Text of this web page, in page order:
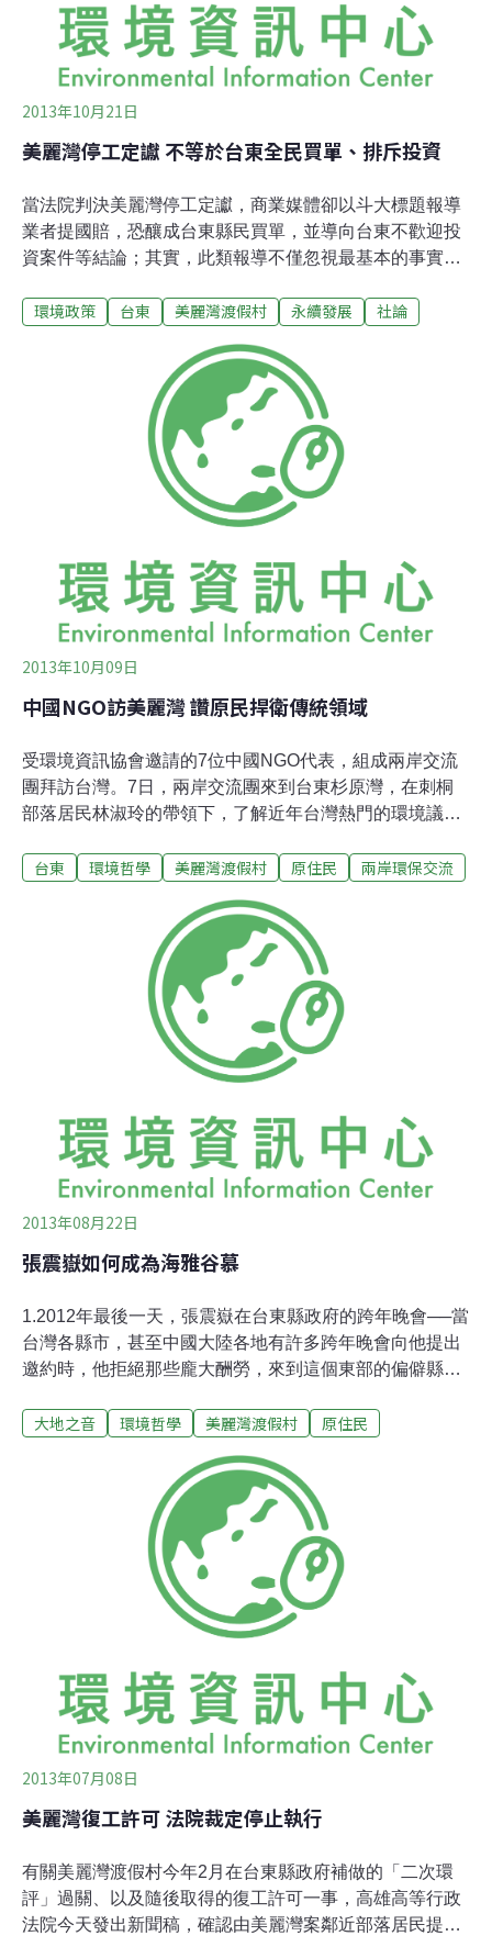
發然而要停止這樣破壞環境與生計的發展，除了台東縣府
外，美麗信企業應徹底檢討，違法的部分對社會道歉，並
2013年10月21日
美麗灣停工定讞 不等於台東全民買單、排斥投資
當法院判決美麗灣停工定讞，商業媒體卻以斗大標題報導
業者提國賠，恐釀成台東縣民買單，並導向台東不歡迎投
資案件等結論；其實，此類報導不僅忽視最基本的事實，
等危機的永續轉型趨勢。筆者觀察如下：判決再度證明開
包括台東縣政府補做的「二次環評」過關、以及隨後取得
的復工許可，均因周遭居民與縣府還有撤銷環評的訴訟還
在進行，因此不准復工，以免造成當地海洋、海岸生態造
成不可回復的損害。甚至開發案本身未落實海洋生態的衝
擊評估，還得仰賴民間與學者自行監測與揭露。美麗灣開
發案所在地的杉原海域，首次記錄到只能在乾淨的海域生
存的貝氏耳紋珊瑚，由中央研究海洋學者陳昭倫多次表
珊瑚礁，連帶損害其為人類提供豐富蛋白質來源、提供觀
光收入角色。行政法院歷年來一而再、再而三裁定對此開
環境政策 台東 美麗灣渡假村 永續發展 社論
2013年10月09日
中國NGO訪美麗灣 讚原民捍衛傳統領域
受環境資訊協會邀請的7位中國NGO代表，組成兩岸交流
團拜訪台灣。7日，兩岸交流團來到台東杉原灣，在刺桐
部落居民林淑玲的帶領下，了解近年台灣熱門的環境議
的憂慮，世代居住在此的族人，無論戲水、漁撈、採集都
家的海灘不再屬於大家了。她憂心地說，「土地不見了」
要怎麼延續阿美族海洋文化？怎麼讓歸鄉子弟在故鄉生
根？林淑鈴認為，所謂地方經濟發展，只是讓有錢的人來
瓜分杉原灣的資源。當渡假村取代海洋，成為部落維生重
心，她擔心部落傳統將逐漸凋零、消失。來自韓國，目前
在內蒙古執行荒漠防治的朴祥鎬說，美麗灣這樣的例子，
在韓國並不少見，但是當地居民很少站出來為自己發聲，
源。也感佩向林淑玲這樣，為了維護傳統文化，持續與財
團對抗的精神與毅力。走在杉原灣上，可以輕易發現藍色
台東 環境哲學 美麗灣渡假村 原住民 兩岸環保交流
2013年08月22日
張震嶽如何成為海雅谷慕
1.2012年最後一天，張震嶽在台東縣政府的跨年晚會──當
台灣各縣市，甚至中國大陸各地有許多跨年晚會向他提出
邀約時，他拒絕那些龐大酬勞，來到這個東部的偏僻縣
濟跟不上北部、西部，卻有獨一無二的文化與得天獨厚的
這片海洋，我來這邊騎車、衝浪有什麼意義？」「沒有
錯，我都跟大家一樣都希望台東能有很好的發展，但這不
代表要犧牲原有的自然環境，這件事沒有對錯，希望能找
到平衡點。在座的親朋好友，這些都是我們要去努力
的。」接著，他唱起了這首歌：「小女孩別哭」。這正是
屬於台東的歌：「在不遠處 他們的家 機胎怪手 轟隆隆
地響 白色布條 隨著風無言的抗爭 家不見了hai ye hai ye
路 何時變得殘破 小女孩你別哭 牽
大地之音 環境哲學 美麗灣渡假村 原住民
2013年07月08日
美麗灣復工許可 法院裁定停止執行
有關美麗灣渡假村今年2月在台東縣政府補做的「二次環
評」過關、以及隨後取得的復工許可一事，高雄高等行政
法院今天發出新聞稿，確認由美麗灣案鄰近部落居民提出